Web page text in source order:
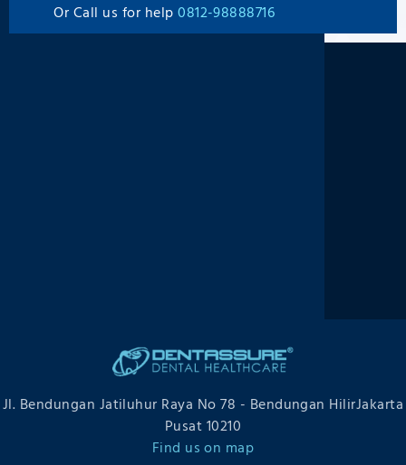
Or Call us for help0812-98888716
Jl. Bendungan Jatiluhur Raya No 78 - Bendungan HilirJakarta
Pusat 10210
Find us on map